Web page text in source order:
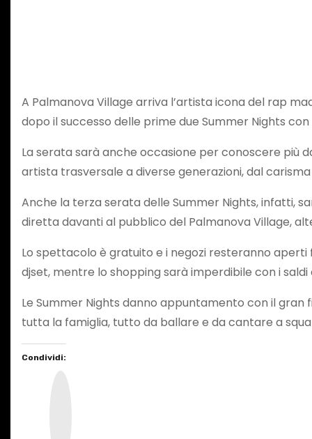
A Palmanova Village arriva l’artista icona del rap
dopo il successo delle prime due Summer Nights
La serata sarà anche occasione per conoscere più
artista trasversale a diverse generazioni, dal
Anche la terza serata delle Summer Nights, infatti,
diretta davanti al pubblico del Palmanova Village,
Lo spettacolo è gratuito e i negozi resteranno
djset, mentre lo shopping sarà imperdibile con i
Le Summer Nights danno appuntamento con il gran
tutta la famiglia, tutto da ballare e da cantare a
Condividi: